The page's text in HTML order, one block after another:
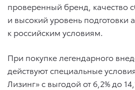
проверенный бренд, качество
и высокий уровень подготовки
к российским условиям.
При покупке легендарного
действуют специальные
Лизинг» с выгодой от 6,2% до